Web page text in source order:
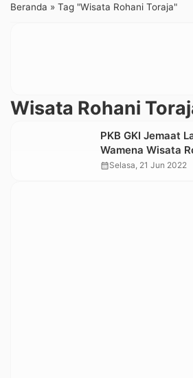
Beranda » Tag "Wisata Rohani Toraja"
Wisata Rohani
PKB GKI Jemaat
Wamena Wisata
calendar_monthSelasa, 21 Jun 2022